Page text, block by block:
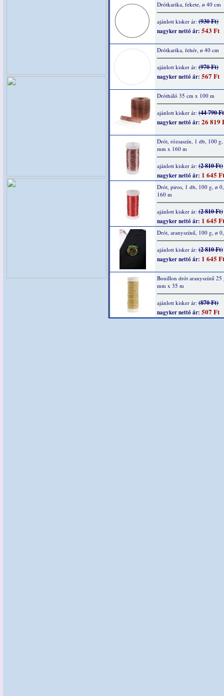
Drótkarika, fekete, ø 40 cm
ajánlott kisker ár: (930 Ft)
nagyker nettó ár: 543 Ft
Drótkarika, fehér, ø 40 cm
ajánlott kisker ár: (970 Ft)
nagyker nettó ár: 567 Ft
Drótháló 35 cm x 100 m
ajánlott kisker ár: (44 790
nagyker nettó ár: 26 819
Drót, rózsaszín, 1 db, 100
mm x 160 m
ajánlott kisker ár: (2 810 Ft)
nagyker nettó ár: 1 645 Ft
Drót, piros, 1 db, 100 g, ø
160 m
ajánlott kisker ár: (2 810 Ft)
nagyker nettó ár: 1 645 Ft
Drót, aranyszínű, 100 g, ø
ajánlott kisker ár: (2 810 Ft)
nagyker nettó ár: 1 645 Ft
Bouillon drót aranyszínű 25
mm x 35 m
ajánlott kisker ár: (870 Ft)
nagyker nettó ár: 507 Ft